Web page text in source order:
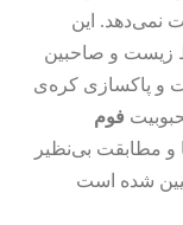
نمی‌دهد. این
زیست و صاحبین
و پاکسازی کره‌ی
فوم
و مطابقت بی‌نظیر
شده است